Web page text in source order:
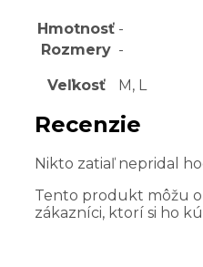
Hmotnosť -
Rozmery -
Veľkosť M, L
Recenzie
Nikto zatiaľ nepridal
Tento produkt môžu
zákazníci, ktorí si ho